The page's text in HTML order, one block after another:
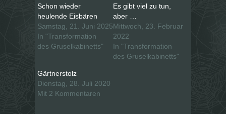
b
e
r
T
w
i
t
t
u
t
e
l
a
c
e
Schon wieder
heulende Eisbären
Samstag, 21. Juni 2025
In "Transformation
des Gruselkabinetts"
Es gibt viel zu tun,
aber …
Mittwoch, 23. Februar
2022
In "Transformation
des Gruselkabinetts"
Gärtnerstolz
Dienstag, 28. Juli 2020
Mit 2 Kommentaren